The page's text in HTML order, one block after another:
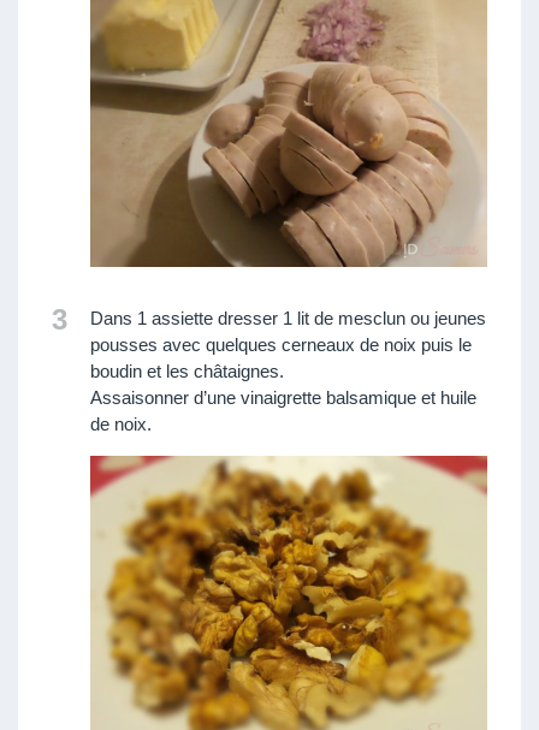
3
Dans 1 assiette dresser 1 lit de mesclun ou jeunes
pousses avec quelques cerneaux de noix puis le
boudin et les châtaignes.
Assaisonner d’une vinaigrette balsamique et huile
de noix.